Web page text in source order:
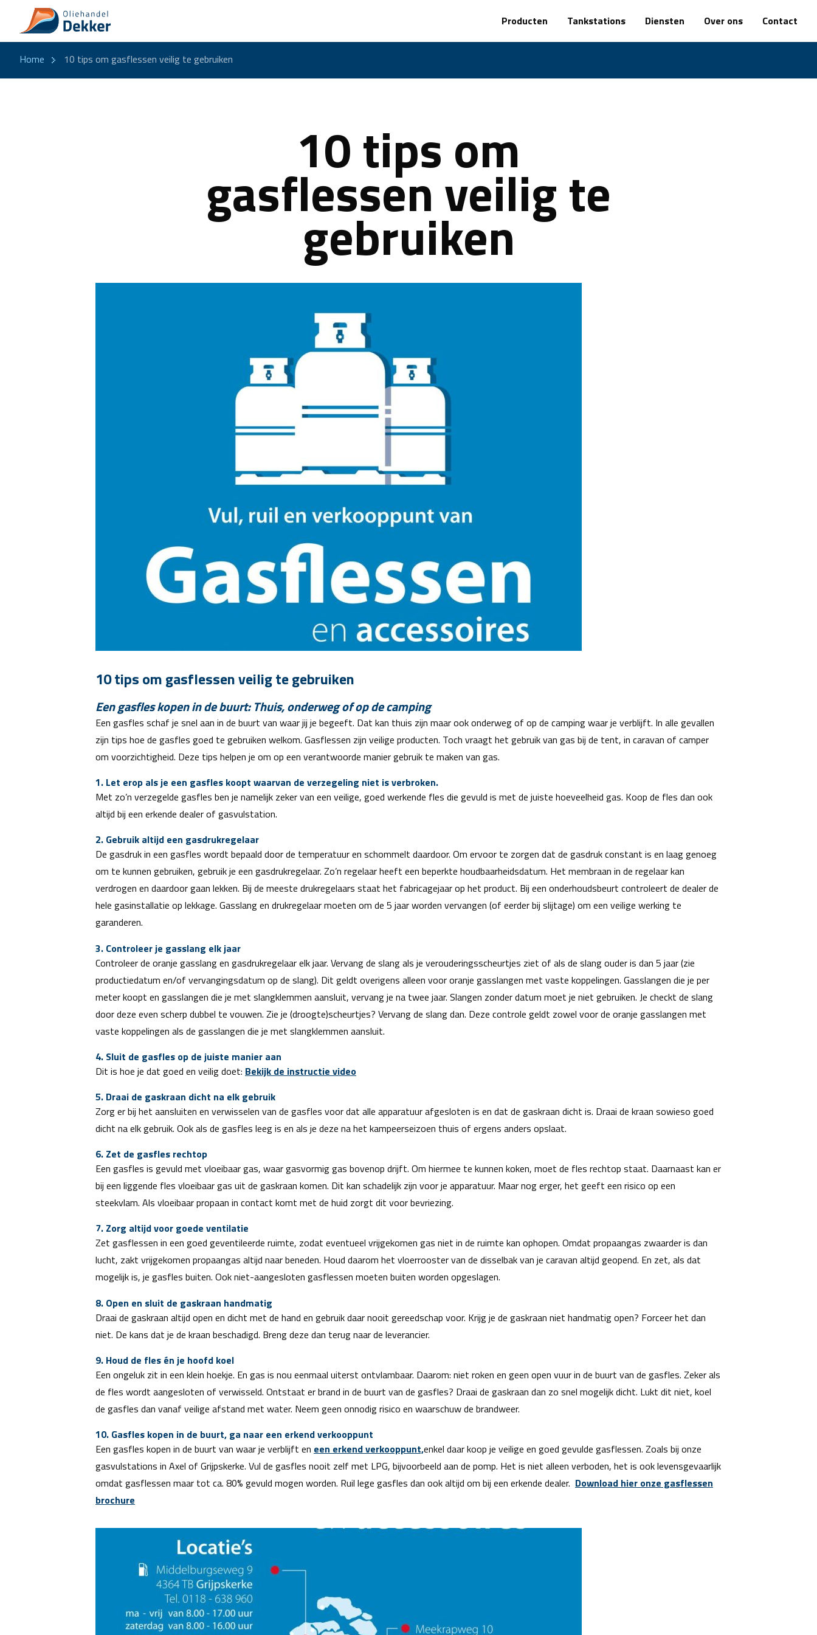
Producten Tankstations Diensten Over ons Contact
Home 10 tips om gasflessen veilig te gebruiken
10 tips om
gasflessen veilig te
gebruiken
10 tips om gasflessen veilig te gebruiken
Een gasfles kopen in de buurt: Thuis, onderweg of op de camping
Een gasfles schaf je snel aan in de buurt van waar jij je begeeft. Dat kan thuis zijn maar ook onderweg of op de camping waar je verblijft. In alle gevallen
zijn tips hoe de gasfles goed te gebruiken welkom. Gasflessen zijn veilige producten. Toch vraagt het gebruik van gas bij de tent, in caravan of camper
om voorzichtigheid. Deze tips helpen je om op een verantwoorde manier gebruik te maken van gas.
1. Let erop als je een gasfles koopt waarvan de verzegeling niet is verbroken.
Met zo’n verzegelde gasfles ben je namelijk zeker van een veilige, goed werkende fles die gevuld is met de juiste hoeveelheid gas. Koop de fles dan ook
altijd bij een erkende dealer of gasvulstation.
2. Gebruik altijd een gasdrukregelaar
De gasdruk in een gasfles wordt bepaald door de temperatuur en schommelt daardoor. Om ervoor te zorgen dat de gasdruk constant is en laag genoeg
om te kunnen gebruiken, gebruik je een gasdrukregelaar. Zo’n regelaar heeft een beperkte houdbaarheidsdatum. Het membraan in de regelaar kan
verdrogen en daardoor gaan lekken. Bij de meeste drukregelaars staat het fabricagejaar op het product. Bij een onderhoudsbeurt controleert de dealer de
hele gasinstallatie op lekkage. Gasslang en drukregelaar moeten om de 5 jaar worden vervangen (of eerder bij slijtage) om een veilige werking te
garanderen.
3. Controleer je gasslang elk jaar
Controleer de oranje gasslang en gasdrukregelaar elk jaar. Vervang de slang als je verouderingsscheurtjes ziet of als de slang ouder is dan 5 jaar (zie
productiedatum en/of vervangingsdatum op de slang). Dit geldt overigens alleen voor oranje gasslangen met vaste koppelingen. Gasslangen die je per
meter koopt en gasslangen die je met slangklemmen aansluit, vervang je na twee jaar. Slangen zonder datum moet je niet gebruiken. Je checkt de slang
door deze even scherp dubbel te vouwen. Zie je (droogte)scheurtjes? Vervang de slang dan. Deze controle geldt zowel voor de oranje gasslangen met
vaste koppelingen als de gasslangen die je met slangklemmen aansluit.
4. Sluit de gasfles op de juiste manier aan
Dit is hoe je dat goed en veilig doet: Bekijk de instructie video
5. Draai de gaskraan dicht na elk gebruik
Zorg er bij het aansluiten en verwisselen van de gasfles voor dat alle apparatuur afgesloten is en dat de gaskraan dicht is. Draai de kraan sowieso goed
dicht na elk gebruik. Ook als de gasfles leeg is en als je deze na het kampeerseizoen thuis of ergens anders opslaat.
6. Zet de gasfles rechtop
Een gasfles is gevuld met vloeibaar gas, waar gasvormig gas bovenop drijft. Om hiermee te kunnen koken, moet de fles rechtop staat. Daarnaast kan er
bij een liggende fles vloeibaar gas uit de gaskraan komen. Dit kan schadelijk zijn voor je apparatuur. Maar nog erger, het geeft een risico op een
steekvlam. Als vloeibaar propaan in contact komt met de huid zorgt dit voor bevriezing.
7. Zorg altijd voor goede ventilatie
Zet gasflessen in een goed geventileerde ruimte, zodat eventueel vrijgekomen gas niet in de ruimte kan ophopen. Omdat propaangas zwaarder is dan
lucht, zakt vrijgekomen propaangas altijd naar beneden. Houd daarom het vloerrooster van de disselbak van je caravan altijd geopend. En zet, als dat
mogelijk is, je gasfles buiten. Ook niet-aangesloten gasflessen moeten buiten worden opgeslagen.
8. Open en sluit de gaskraan handmatig
Draai de gaskraan altijd open en dicht met de hand en gebruik daar nooit gereedschap voor. Krijg je de gaskraan niet handmatig open? Forceer het dan
niet. De kans dat je de kraan beschadigd. Breng deze dan terug naar de leverancier.
9. Houd de fles én je hoofd koel
Een ongeluk zit in een klein hoekje. En gas is nou eenmaal uiterst ontvlambaar. Daarom: niet roken en geen open vuur in de buurt van de gasfles. Zeker als
de fles wordt aangesloten of verwisseld. Ontstaat er brand in de buurt van de gasfles? Draai de gaskraan dan zo snel mogelijk dicht. Lukt dit niet, koel
de gasfles dan vanaf veilige afstand met water. Neem geen onnodig risico en waarschuw de brandweer.
10. Gasfles kopen in de buurt, ga naar een erkend verkooppunt
Een gasfles kopen in de buurt van waar je verblijft en een erkend verkooppunt,enkel daar koop je veilige en goed gevulde gasflessen. Zoals bij onze
gasvulstations in Axel of Grijpskerke. Vul de gasfles nooit zelf met LPG, bijvoorbeeld aan de pomp. Het is niet alleen verboden, het is ook levensgevaarlijk
omdat gasflessen maar tot ca. 80% gevuld mogen worden. Ruil lege gasfles dan ook altijd om bij een erkende dealer. Download hier onze gasflessen
brochure